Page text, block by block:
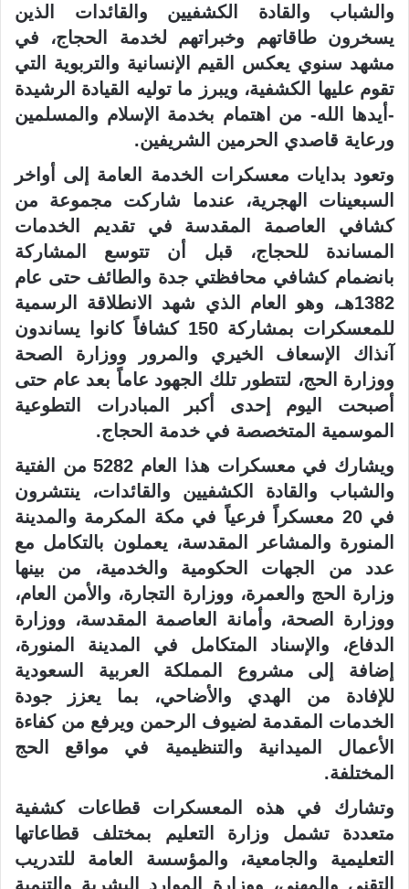
والشباب والقادة الكشفيين والقائدات الذين
يسخرون طاقاتهم وخبراتهم لخدمة الحجاج، في
مشهد سنوي يعكس القيم الإنسانية والتربوية التي
تقوم عليها الكشفية، ويبرز ما توليه القيادة الرشيدة
-أيدها الله- من اهتمام بخدمة الإسلام والمسلمين
ورعاية قاصدي الحرمين الشريفين.
وتعود بدايات معسكرات الخدمة العامة إلى أواخر
السبعينات الهجرية، عندما شاركت مجموعة من
كشافي العاصمة المقدسة في تقديم الخدمات
المساندة للحجاج، قبل أن تتوسع المشاركة
بانضمام كشافي محافظتي جدة والطائف حتى عام
1382هـ، وهو العام الذي شهد الانطلاقة الرسمية
للمعسكرات بمشاركة 150 كشافاً كانوا يساندون
آنذاك الإسعاف الخيري والمرور ووزارة الصحة
ووزارة الحج، لتتطور تلك الجهود عاماً بعد عام حتى
أصبحت اليوم إحدى أكبر المبادرات التطوعية
الموسمية المتخصصة في خدمة الحجاج.
ويشارك في معسكرات هذا العام 5282 من الفتية
والشباب والقادة الكشفيين والقائدات، ينتشرون
في 20 معسكراً فرعياً في مكة المكرمة والمدينة
المنورة والمشاعر المقدسة، يعملون بالتكامل مع
عدد من الجهات الحكومية والخدمية، من بينها
وزارة الحج والعمرة، ووزارة التجارة، والأمن العام،
ووزارة الصحة، وأمانة العاصمة المقدسة، ووزارة
الدفاع، والإسناد المتكامل في المدينة المنورة،
إضافة إلى مشروع المملكة العربية السعودية
للإفادة من الهدي والأضاحي، بما يعزز جودة
الخدمات المقدمة لضيوف الرحمن ويرفع من كفاءة
الأعمال الميدانية والتنظيمية في مواقع الحج
المختلفة.
وتشارك في هذه المعسكرات قطاعات كشفية
متعددة تشمل وزارة التعليم بمختلف قطاعاتها
التعليمية والجامعية، والمؤسسة العامة للتدريب
التقني والمهني، ووزارة الموارد البشرية والتنمية